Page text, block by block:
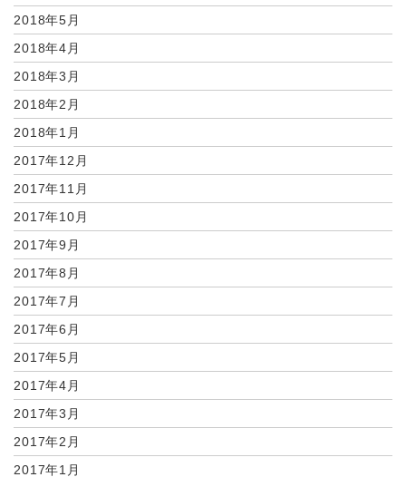
2018年5月
2018年4月
2018年3月
2018年2月
2018年1月
2017年12月
2017年11月
2017年10月
2017年9月
2017年8月
2017年7月
2017年6月
2017年5月
2017年4月
2017年3月
2017年2月
2017年1月